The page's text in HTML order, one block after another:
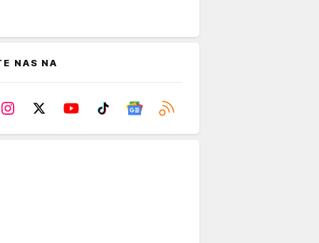
NAS NA